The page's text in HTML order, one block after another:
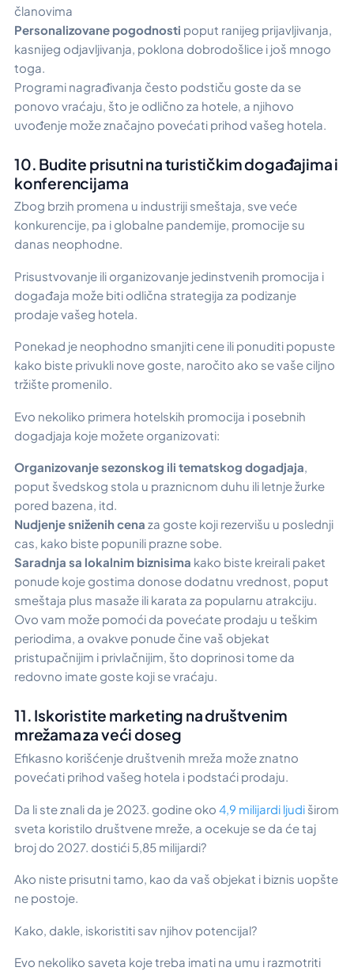
članovima
Personalizovane pogodnosti poput ranijeg prijavljivanja,
kasnijeg odjavljivanja, poklona dobrodošlice i još mnogo
toga.
Programi nagrađivanja često podstiču goste da se
ponovo vraćaju, što je odlično za hotele, a njihovo
uvođenje može značajno povećati prihod vašeg hotela.
10. Budite prisutni na turističkim događajima i
konferencijama
Zbog brzih promena u industriji smeštaja, sve veće
konkurencije, pa i globalne pandemije, promocije su
danas neophodne.
Prisustvovanje ili organizovanje jedinstvenih promocija i
događaja može biti odlična strategija za podizanje
prodaje vašeg hotela.
Ponekad je neophodno smanjiti cene ili ponuditi popuste
kako biste privukli nove goste, naročito ako se vaše ciljno
tržište promenilo.
Evo nekoliko primera hotelskih promocija i posebnih
dogadjaja koje možete organizovati:
Organizovanje sezonskog ili tematskog dogadjaja,
poput švedskog stola u praznicnom duhu ili letnje žurke
pored bazena, itd.
Nudjenje sniženih cena za goste koji rezervišu u poslednji
cas, kako biste popunili prazne sobe.
Saradnja sa lokalnim biznisima kako biste kreirali paket
ponude koje gostima donose dodatnu vrednost, poput
smeštaja plus masaže ili karata za popularnu atrakciju.
Ovo vam može pomoći da povećate prodaju u teškim
periodima, a ovakve ponude čine vaš objekat
pristupačnijim i privlačnijim, što doprinosi tome da
redovno imate goste koji se vraćaju.
11. Iskoristite marketing na društvenim
mrežama za veći doseg
Efikasno korišćenje društvenih mreža može znatno
povećati prihod vašeg hotela i podstaći prodaju.
Da li ste znali da je 2023. godine oko 4,9 milijardi ljudi širom
sveta koristilo društvene mreže, a ocekuje se da će taj
broj do 2027. dostići 5,85 milijardi?
Ako niste prisutni tamo, kao da vaš objekat i biznis uopšte
ne postoje.
Kako, dakle, iskoristiti sav njihov potencijal?
Evo nekoliko saveta koje treba imati na umu i razmotriti